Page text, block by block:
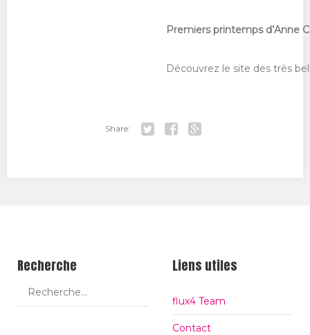
Premiers printemps d’Anne
Découvrez le site des très
Share:
Recherche Liens utiles
flux4 Team
Contact